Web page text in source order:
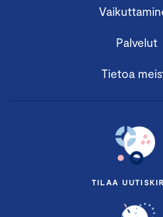
Palvelut
Tietoa
TILAA